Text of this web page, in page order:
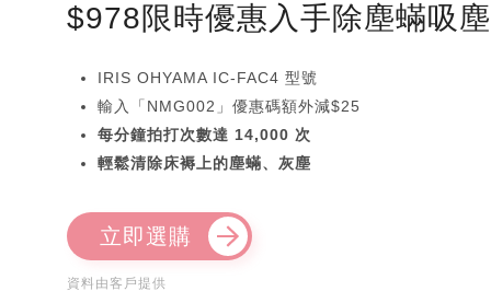
$978限時優惠入手除塵蟎吸
IRIS OHYAMA IC-FAC4 型號
輸入「NMG002」優惠碼額外減$25
每分鐘拍打次數達 14,000 次
輕鬆清除床褥上的塵蟎、灰塵
立即選購
資料由客戶提供